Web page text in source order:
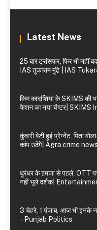
Latest News
25 बार ट्रांसफर, फिर भी नहीं
IAS तुकाराम मुंढे | IAS
किम कार्दाशियां के SKIMS की
फैशन का नया चैप्टर| SKIMS
कुंवारी बेटी हुई प्रेग्नेंट, पिता
कांप उठेंगे| Agra crime news
धुरंधर के हमजा से पहले, OTT
नहीं भूले दर्शक|
3 चेहरे, 1 पंजाब, आज भी इनके
– Punjab Politics